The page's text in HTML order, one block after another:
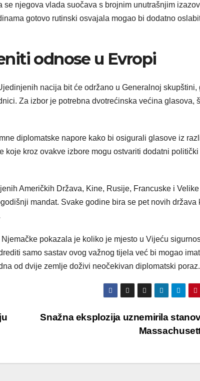
njegova vlada suočava s brojnim unutrašnjim
gotovo rutinski osvajala mogao bi dodatno
odnose u Evropi
nacija bit će održano u Generalnoj skupštini,
Za izbor je potrebna dvotrećinska većina glasova,
diplomatske napore kako bi osigurali glasove iz
kroz ovakve izbore mogu ostvariti dodatni politički
Američkih Država, Kine, Rusije, Francuske i Velike
mandat. Svake godine bira se pet novih država
pokazala je koliko je mjesto u Vijeću
samo sastav ovog važnog tijela već bi mogao
od dvije zemlje doživi neočekivan diplomatski poraz.
Snažna eksplozija uznemirila